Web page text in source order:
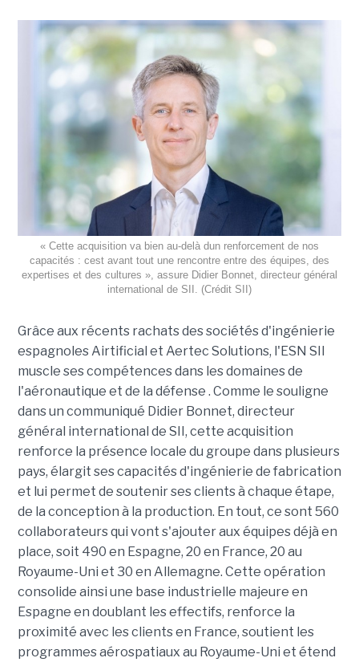
« Cette acquisition va bien au-delà dun renforcement de nos
capacités : cest avant tout une rencontre entre des équipes, des
expertises et des cultures », assure Didier Bonnet, directeur général
international de SII. (Crédit SII)
Grâce aux récents rachats des sociétés d'ingénierie
espagnoles Airtificial et Aertec Solutions, l'ESN SII
muscle ses compétences dans les domaines de
l'aéronautique et de la défense . Comme le souligne
dans un communiqué Didier Bonnet, directeur
général international de SII, cette acquisition
renforce la présence locale du groupe dans plusieurs
pays, élargit ses capacités d'ingénierie de fabrication
et lui permet de soutenir ses clients à chaque étape,
de la conception à la production. En tout, ce sont 560
collaborateurs qui vont s'ajouter aux équipes déjà en
place, soit 490 en Espagne, 20 en France, 20 au
Royaume-Uni et 30 en Allemagne. Cette opération
consolide ainsi une base industrielle majeure en
Espagne en doublant les effectifs, renforce la
proximité avec les clients en France, soutient les
programmes aérospatiaux au Royaume-Uni et étend